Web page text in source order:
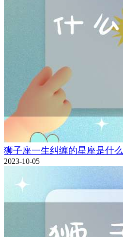
狮子座一生纠缠的星座是什么
2023-10-05